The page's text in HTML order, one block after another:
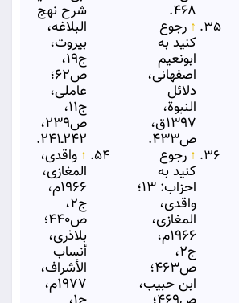
۴۶۸.
↑ رجوع
کنید به
ابونعیم
اصفهانی،
دلائل
النبوة،
۱۳۹۷ق،
ص۴۳۳.
↑ رجوع
کنید به
احزاب: ۱۳؛
واقدی،
المغازی،
۱۹۶۶م،
ج۲،
ص۴۶۳؛
ابن حبیب،
شرح نهج
البلاغه،
بیروت،
ج۱۹،
ص۶۲؛
عاملی،
ج۱۱،
ص۲۳۹،
۲۴۲ـ۲۴۱.
↑ واقدی،
المغازی،
۱۹۶۶م،
ج۲،
ص۴۴۰؛
بلاذری،
أنساب
الأشراف،
۱۹۷۷م،